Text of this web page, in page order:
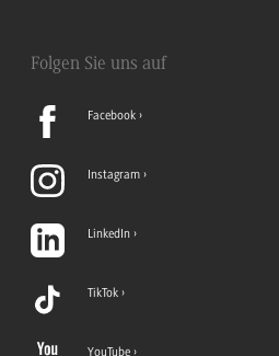
Folgen Sie uns auf
Facebook
Instagram
LinkedIn
TikTok
YouTube